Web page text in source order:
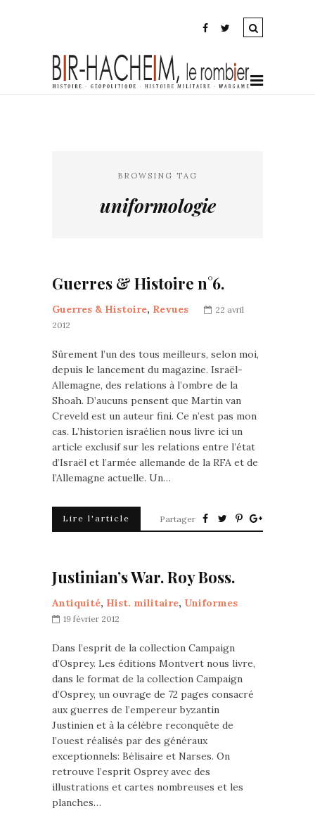
BROWSING TAG
uniformologie
Guerres & Histoire n°6.
Guerres & Histoire, Revues
22 avril
2012
Sûrement l’un des tous meilleurs, selon moi,
depuis le lancement du magazine. Israël-
Allemagne, des relations à l’ombre de la
Shoah. D’aucuns pensent que Martin van
Creveld est un auteur fini. Ce n’est pas mon
cas. L’historien israélien nous livre ici un
article exclusif sur les relations entre l’état
d’Israël et l’armée allemande de la RFA et de
l’Allemagne actuelle. Un…
Lire l'article Partager
Justinian’s War. Roy Boss.
Antiquité, Hist. militaire, Uniformes
19 février 2012
Dans l’esprit de la collection Campaign
d’Osprey. Les éditions Montvert nous livre,
dans le format de la collection Campaign
d’Osprey, un ouvrage de 72 pages consacré
aux guerres de l’empereur byzantin
Justinien et à la célèbre reconquête de
l’ouest réalisés par des généraux
exceptionnels: Bélisaire et Narses. On
retrouve l’esprit Osprey avec des
illustrations et cartes nombreuses et les
planches…